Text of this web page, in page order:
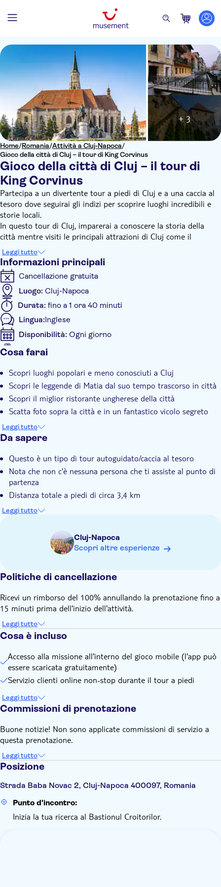
Home/Romania/Attività a Cluj-Napoca/
Gioco della città di Cluj – il tour di King Corvinus
Gioco della città di Cluj – il tour di
King Corvinus
+ 3
Partecipa a un divertente tour a piedi di Cluj e a una caccia al
tesoro dove seguirai gli indizi per scoprire luoghi incredibili e
storie locali.
In questo tour di Cluj, imparerai a conoscere la storia della
città mentre visiti le principali attrazioni di Cluj come il
Bastione dei Sarti, il Monumento Matia Corvin, la statua di
Mihai Viteazu e altri punti di riferimento.
Sei pronto per una divertente passeggiata a Cluj?
Trama:
Un'antica profezia dice che chiunque troverà Il Corvo e lo
libererà scoprirà il tesoro perduto di Cluj.
Tuo nonno era una delle poche persone a conoscenza del
segreto del Corvo. Prima di morire ti ha lasciato una lettera
contenente molti suggerimenti, che se risolti ti mostreranno la
strada per il tesoro.
Inizia la ricerca dal parcheggio della chiesa di San Giuseppe e
cammina attraverso una Cluj medievale, piena di leggende e
Durante la tua ricerca vedrai:
Bastione dei Sarti
Collina Cetatuia
Statua del re Mattia Corvino
Parco centrale
Chiesa di San Michele
Il Museo Etnografico della Transilvania
Teatro e opera ungherese
Museo Nazionale di Storia della Transilvania
Obelisco di Carolina
Leggi tutto
Informazioni principali
Cancellazione gratuita
Luogo: Cluj-Napoca
Durata: fino a 1 ora 40 minuti
Lingua:Inglese
Disponibilità: Ogni giorno
Voucher sul cellulare accettato
Conferma istantanea
Tour privato
Cosa farai
Scopri luoghi popolari e meno conosciuti a Cluj
Scopri le leggende di Matia dal suo tempo trascorso in città
Scopri il miglior ristorante ungherese della città
Scatta foto sopra la città e in un fantastico vicolo segreto
Gioca a un divertente gioco di esplorazione della città
usando il tuo smartphone
quando vuoi
Leggi tutto
Da sapere
Questo è un tipo di tour autoguidato/caccia al tesoro
Nota che non c'è nessuna persona che ti assiste al punto di
partenza
Distanza totale a piedi di circa 3,4 km
Il gioco della città in genere dura circa 1 ora e 37 minuti (ma
Questa ricerca è disponibile in inglese e rumeno
Devi essere al punto di partenza (che vedrai nell'app) per
iniziare, altrimenti il gioco non si avvia
quando vuoi, dal punto in cui l'hai lasciato
questo gioco della città
Leggi tutto
Cluj-Napoca
Scopri altre esperienze
Politiche di cancellazione
Ricevi un rimborso del 100% annullando la prenotazione fino a
15 minuti prima dell'inizio dell'attività.
Leggi tutto
Cosa è incluso
Accesso alla missione all'interno del gioco mobile (l'app può
essere scaricata gratuitamente)
Servizio clienti online non-stop durante il tour a piedi
Leggi tutto
Commissioni di prenotazione
Buone notizie! Non sono applicate commissioni di servizio a
questa prenotazione.
Leggi tutto
Posizione
Strada Baba Novac 2, Cluj-Napoca 400097, Romania
Punto d'incontro:
Inizia la tua ricerca al Bastionul Croitorilor.